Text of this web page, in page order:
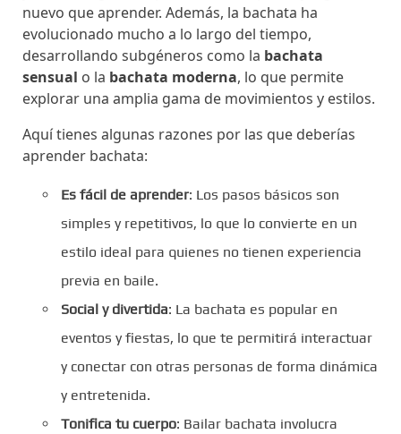
nuevo que aprender. Además, la bachata ha
evolucionado mucho a lo largo del tiempo,
desarrollando subgéneros como la bachata
sensual o la bachata moderna, lo que permite
explorar una amplia gama de movimientos y estilos.
Aquí tienes algunas razones por las que deberías
aprender bachata:
Es fácil de aprender: Los pasos básicos son
simples y repetitivos, lo que lo convierte en un
estilo ideal para quienes no tienen experiencia
previa en baile.
Social y divertida: La bachata es popular en
eventos y fiestas, lo que te permitirá interactuar
y conectar con otras personas de forma dinámica
y entretenida.
Tonifica tu cuerpo: Bailar bachata involucra